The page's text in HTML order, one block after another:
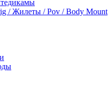
/ Жилеты / Pov / Body Mount